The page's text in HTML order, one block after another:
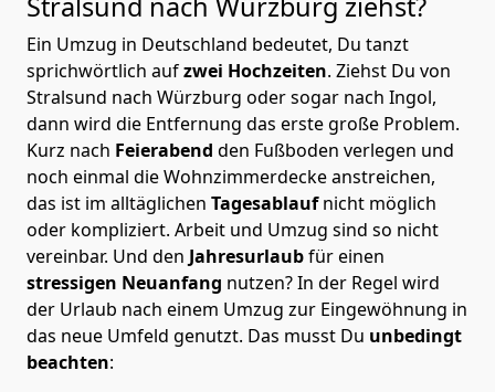
Ein Umzug in Deutschland bedeutet, Du tanzt
sprichwörtlich aufzwei Hochzeiten. Ziehst Du von
Stralsund nach Würzburg oder sogar nach Ingol,
dann wird die Entfernung das erste große Problem.
Kurz nach Feierabend den Fußboden verlegen und
noch einmal die Wohnzimmerdecke anstreichen,
das ist im alltäglichen Tagesablaufnicht möglich
oder kompliziert. Arbeit und Umzug sind so nicht
vereinbar. Und den Jahresurlaubfür einen
stressigen Neuanfang nutzen? In der Regel wird
der Urlaub nach einem Umzug zur Eingewöhnung in
das neue Umfeld genutzt. Das musst Du unbedingt
beachten: